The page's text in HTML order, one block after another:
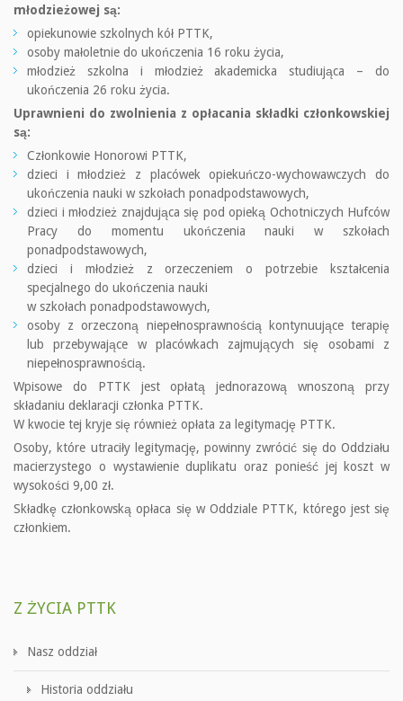
młodzieżowej są:
opiekunowie szkolnych kół PTTK,
osoby małoletnie do ukończenia 16 roku życia,
młodzież szkolna i młodzież akademicka studiująca – do
ukończenia 26 roku życia.
Uprawnieni do zwolnienia z opłacania składki członkowskiej
są:
Członkowie Honorowi PTTK,
dzieci i młodzież z placówek opiekuńczo-wychowawczych do
ukończenia nauki w szkołach ponadpodstawowych,
dzieci i młodzież znajdująca się pod opieką Ochotniczych Hufców
Pracy do momentu ukończenia nauki w szkołach
ponadpodstawowych,
dzieci i młodzież z orzeczeniem o potrzebie kształcenia
specjalnego do ukończenia nauki
w szkołach ponadpodstawowych,
osoby z orzeczoną niepełnosprawnością kontynuujące terapię
lub przebywające w placówkach zajmujących się osobami z
niepełnosprawnością.
Wpisowe do PTTK jest opłatą jednorazową wnoszoną przy
składaniu deklaracji członka PTTK.
W kwocie tej kryje się również opłata za legitymację PTTK.
Osoby, które utraciły legitymację, powinny zwrócić się do Oddziału
macierzystego o wystawienie duplikatu oraz ponieść jej koszt w
wysokości 9,00 zł.
Składkę członkowską opłaca się w Oddziale PTTK, którego jest się
członkiem.
Z ŻYCIA PTTK
Nasz oddział
Historia oddziału